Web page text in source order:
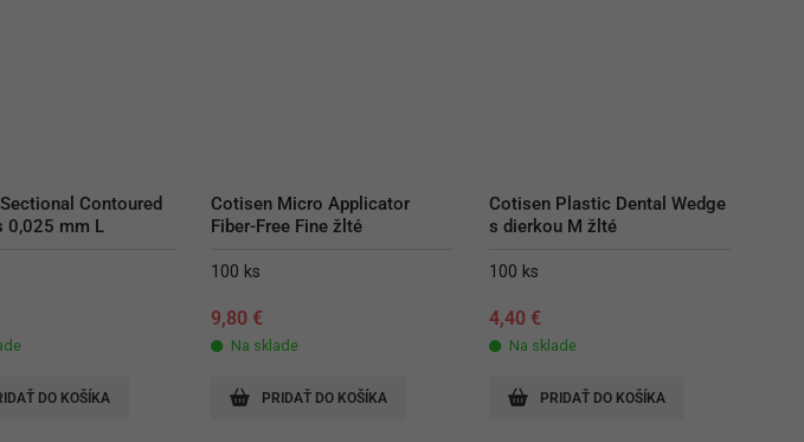
Contoured
0,025 mm L
DO KOŠÍKA
Cotisen Micro Applicator
Fiber-Free Fine žlté
100 ks
9,80 €
Na sklade
PRIDAŤ DO KOŠÍKA
Cotisen Plastic Dental Wedge
s dierkou M žlté
100 ks
4,40 €
Na sklade
PRIDAŤ DO KOŠÍKA